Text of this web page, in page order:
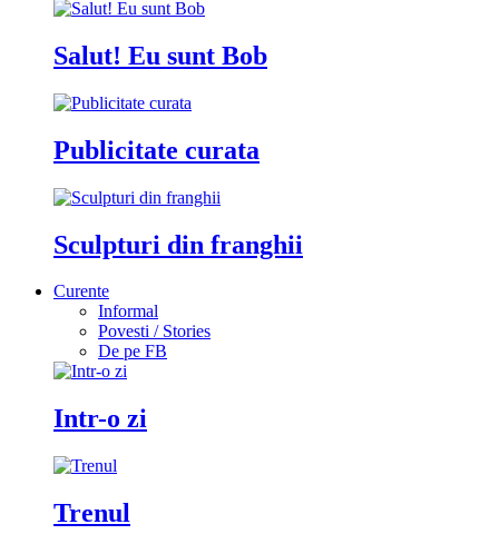
Salut! Eu sunt Bob
Publicitate curata
Sculpturi din franghii
Curente
Informal
Povesti / Stories
De pe FB
Intr-o zi
Trenul